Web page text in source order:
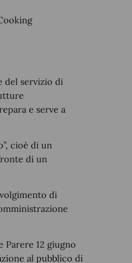
del servizio di
e serve a
cioè di un
di un
di
Parere 12 giugno
al pubblico di